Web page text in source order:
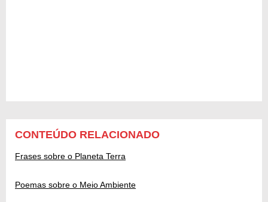
CONTEÚDO RELACIONADO
Frases sobre o Planeta Terra
Poemas sobre o Meio Ambiente